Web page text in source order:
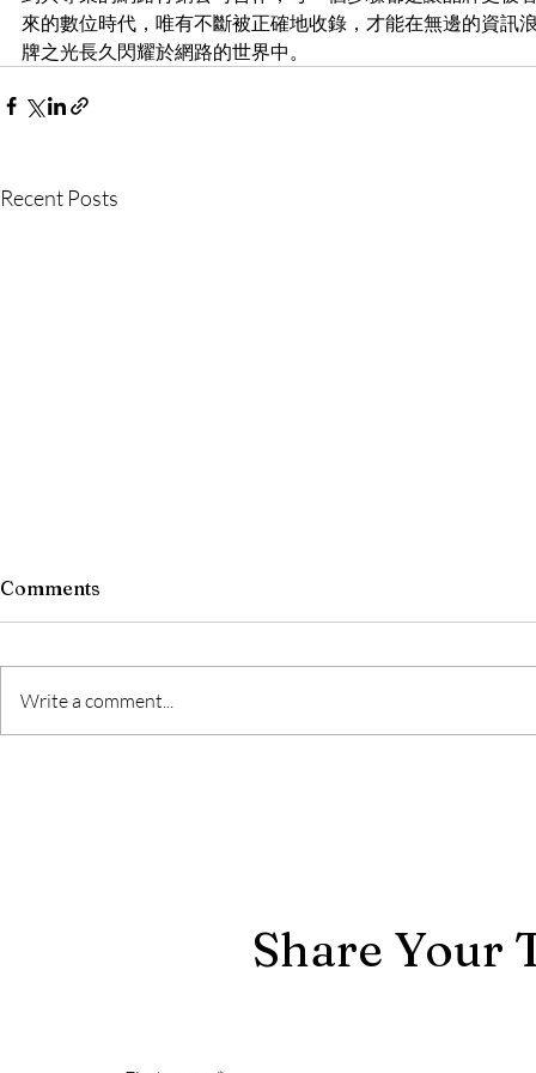
來的數位時代，唯有不斷被正確地收錄，才能在無邊的資訊
牌之光長久閃耀於網路的世界中。
Recent Posts
Comments
Write a comment...
Share Your